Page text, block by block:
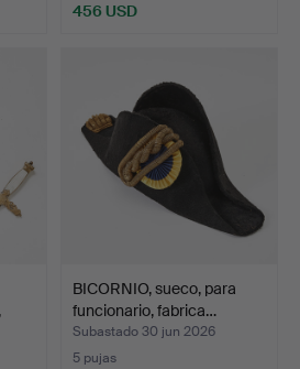
456 USD
BICORNIO, sueco, para
funcionario, fabrica…
Subastado 30 jun 2026
5 pujas